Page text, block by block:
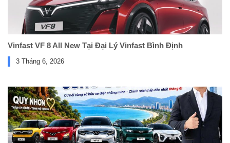
Vinfast VF 8 All New Tại Đại Lý Vinfast Bình Định
3 Tháng 6, 2026